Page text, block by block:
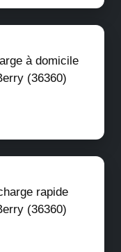
à domicile
(36360)
rapide
(36360)